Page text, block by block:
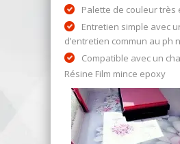
Palette de couleur très
Entretien simple avec
d’entretien commun au ph
Compatible avec un
Résine Film mince epoxy